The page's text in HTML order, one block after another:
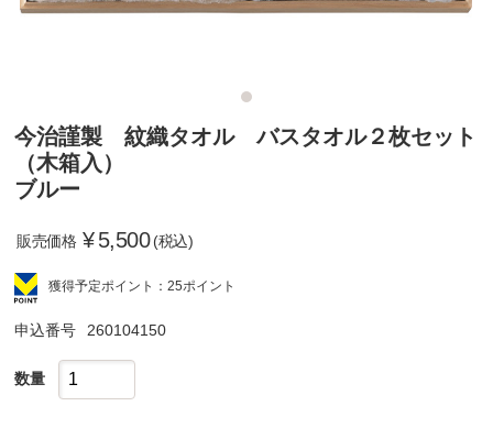
今治謹製 紋織タオル バスタオル２枚セット
（木箱入）
ブルー
販売価格 ¥5,500 (税込)
獲得予定ポイント：25ポイント
申込番号 260104150
数量